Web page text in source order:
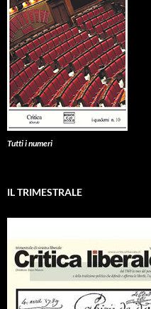
Tutti i numeri
IL TRIMESTRALE